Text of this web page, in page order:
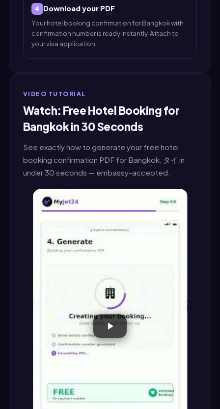
4 Download your PDF
Your hotel booking confirmation for Bangkok with
confirmation number is ready instantly. Attach to
your visa application.
VIDEO TUTORIAL
Watch: Free Hotel Booking for
Bangkok in 30 Seconds
See exactly how to generate your free hotel
booking confirmation PDF for Bangkok, タイ in
under 30 seconds — embassy-accepted.